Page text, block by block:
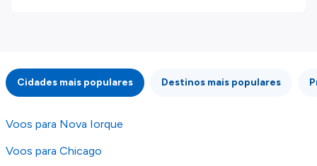
integridade ou pela precisão da informação
publicada, por isso verifique com atenção todas
as condições no website do parceiro antes de
fazer uma reserva. Para mais detalhes verifique
os nossosTermos e Condições
Cidades mais populares Destinos mais populares
Voos para Nova Iorque
Voos para Chicago